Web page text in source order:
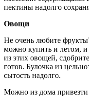
пектины надолго
Овощи
Не очень любите
можно купить и летом, и
из этих овощей,
готов. Булочка из
сытость надолго.
Можно из дома